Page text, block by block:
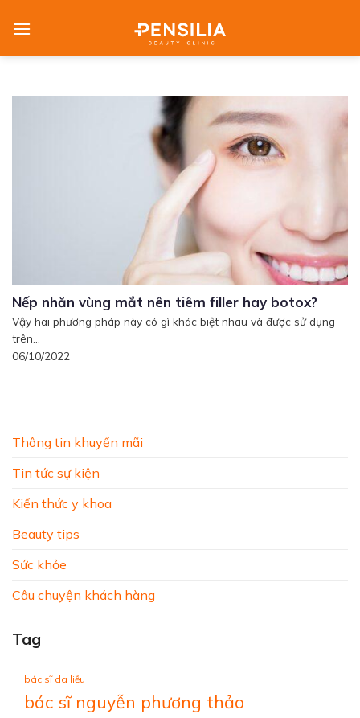
Thông tin khuyến mãi
Tin tức sự kiện
Kiến thức y khoa
Beauty tips
Sức khỏe
Câu chuyện khách hàng
Tag
bác sĩ da liễu
bác sĩ nguyễn phương thảo
Nếp nhăn vùng mắt nên tiêm filler hay botox?
Vậy hai phương pháp này có gì khác biệt nhau và được sử dụng
trên...
06/10/2022